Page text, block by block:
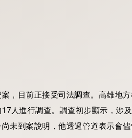
，目前正接受司法調查。高雄地
人進行調查。調查初步顯示，涉
未到案說明，他透過管道表示會